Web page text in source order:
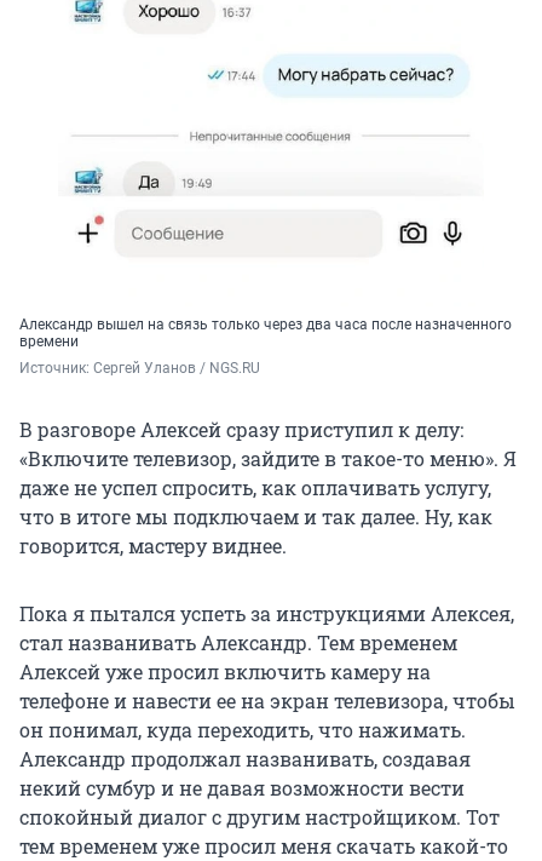
Александр вышел на связь только через два часа после назначенного
времени
Источник: Сергей Уланов / NGS.RU
В разговоре Алексей сразу приступил к делу:
«Включите телевизор, зайдите в такое-то меню». Я
даже не успел спросить, как оплачивать услугу,
что в итоге мы подключаем и так далее. Ну, как
говорится, мастеру виднее.
Пока я пытался успеть за инструкциями Алексея,
стал названивать Александр. Тем временем
Алексей уже просил включить камеру на
телефоне и навести ее на экран телевизора, чтобы
он понимал, куда переходить, что нажимать.
Александр продолжал названивать, создавая
некий сумбур и не давая возможности вести
спокойный диалог с другим настройщиком. Тот
тем временем уже просил меня скачать какой-то